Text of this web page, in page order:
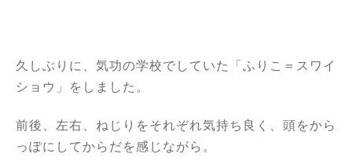
久しぶりに、気功の学校でしていた「ふりこ＝スワイ
ショウ」をしました。
前後、左右、ねじりをそれぞれ気持ち良く、頭をから
っぽにしてからだを感じながら。